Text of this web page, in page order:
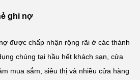
ghi nợ
được chấp nhận rộng rãi ở các thành
chúng tại hầu hết khách sạn, cửa
mua sắm, siêu thị và nhiều cửa hàng